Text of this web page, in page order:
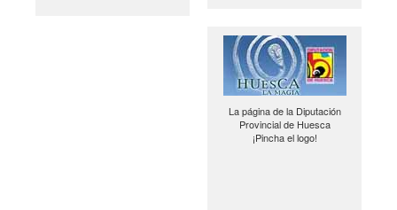
La página de la Diputación
Provincial de Huesca
¡Pincha el logo!